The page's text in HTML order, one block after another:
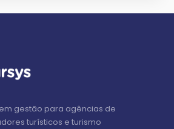
gestão para agências de
turísticos e turismo